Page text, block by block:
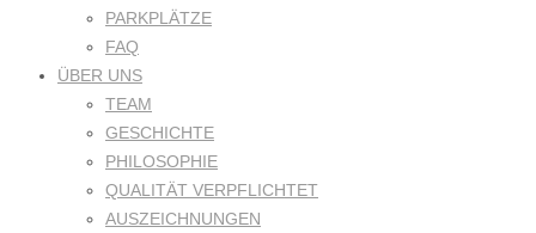
PARKPLÄTZE
FAQ
ÜBER UNS
TEAM
GESCHICHTE
PHILOSOPHIE
QUALITÄT VERPFLICHTET
AUSZEICHNUNGEN